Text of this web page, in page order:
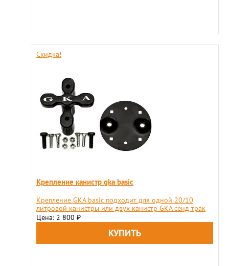
Скидка!
Крепление канистр gka basic
Крепление GKA basic подходит для одной 20/10
литровой канистры или двух канистр GKA сенд трак
Цена: 2 800 ₽